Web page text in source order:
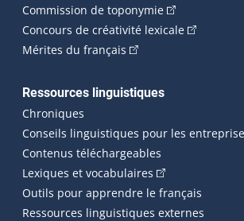
Commission de toponymie(Cet hyperlien
Concours de créativité lexicale(Cet
Mérites du français (Cet hyperlien
Ressources linguistiques
Chroniques
Conseils linguistiques pour les
Contenus téléchargeables
Lexiques et vocabulaires (Cet hyperlien
Outils pour apprendre le français
Ressources linguistiques externes